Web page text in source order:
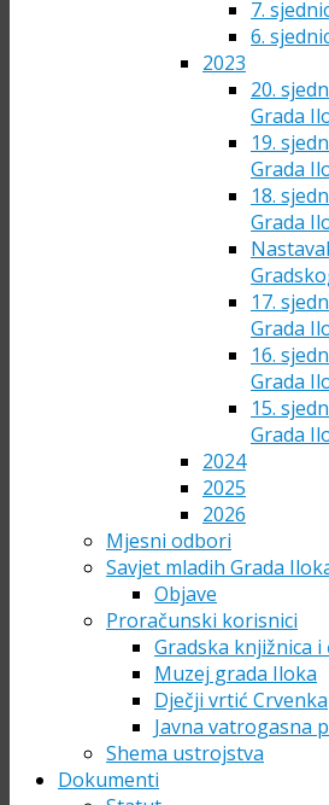
7.
6.
2023
20.
Grada
19.
Grada
18.
Grada
17.
Grada
16.
Grada
15.
Grada
2024
2025
2026
Mjesni odbori
Savjet mladih Grada
Objave
Proračunski korisnici
Gradska knjižnica
Muzej grada Iloka
Dječji vrtić
Javna vatrogasna
Shema ustrojstva
Dokumenti